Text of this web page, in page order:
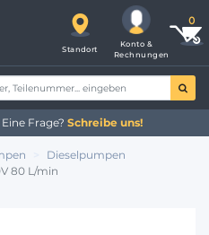
Standort
Konto &
Rechnungen
Eine Frage? Schreibe uns!
Dieselpumpen
80 L/min